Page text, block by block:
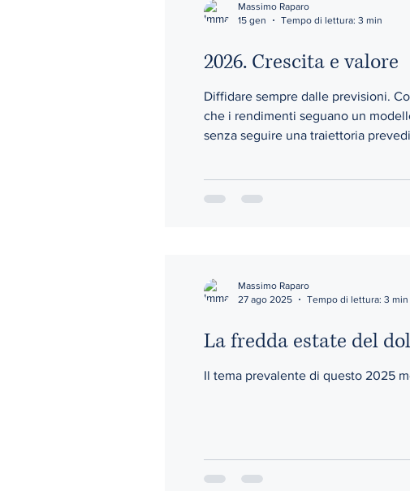
2026. Crescita e valore
Diffidare sempre dalle previsioni.
che i rendimenti seguano un
senza seguire una traiettoria
Massimo Raparo
15 gen
Tempo di lettura: 3 min
La fredda estate del
Massimo Raparo
27 ago 2025
Tempo di lettura: 3 min